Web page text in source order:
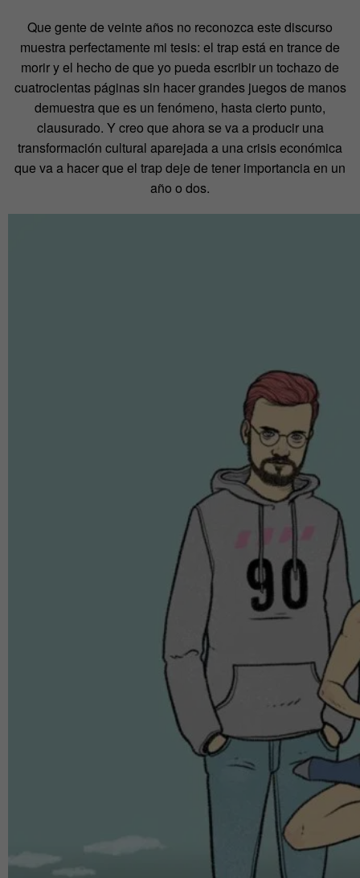
Que gente de veinte años no reconozca este discurso
muestra perfectamente mi tesis: el trap está en trance de
morir y el hecho de que yo pueda escribir un tochazo de
cuatrocientas páginas sin hacer grandes juegos de manos
demuestra que es un fenómeno, hasta cierto punto,
clausurado. Y creo que ahora se va a producir una
transformación cultural aparejada a una crisis económica
que va a hacer que el trap deje de tener importancia en un
año o dos.